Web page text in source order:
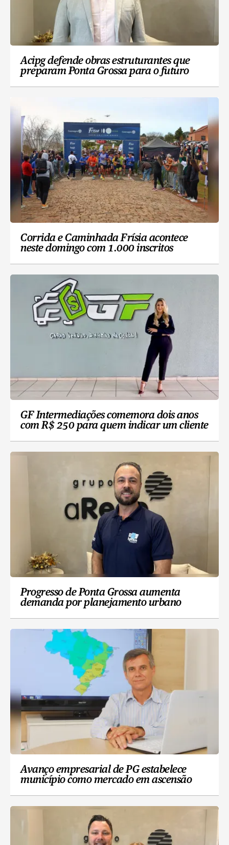
Acipg defende obras estruturantes que
preparam Ponta Grossa para o futuro
Corrida e Caminhada Frísia acontece
neste domingo com 1.000 inscritos
GF Intermediações comemora dois anos
com R$ 250 para quem indicar um cliente
Progresso de Ponta Grossa aumenta
demanda por planejamento urbano
Avanço empresarial de PG estabelece
município como mercado em ascensão